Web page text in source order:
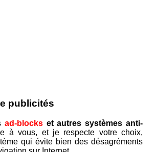
publicités
ad-blockset autres systèmes anti-
à vous, et je respecte votre choix,
qui évite bien des désagréments